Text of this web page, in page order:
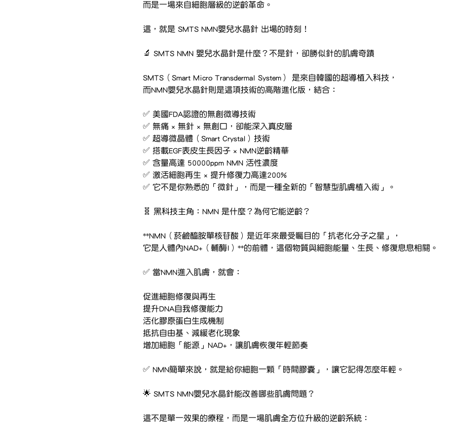
而是一場來自細胞層級的逆齡革命。
這，就是 SMTS NMN嬰兒水晶針 出場的時刻！
🔬 SMTS NMN 嬰兒水晶針是什麼？不是針，卻勝似針的肌膚奇蹟
SMTS（Smart Micro Transdermal System） 是來自韓國的超導植入科技，
而NMN嬰兒水晶針則是這項技術的高階進化版，結合：
✅ 美國FDA認證的無創微導技術
✅ 無痛 × 無針 × 無創口，卻能深入真皮層
✅ 超導微晶體（Smart Crystal）技術
✅ 搭載EGF表皮生長因子 × NMN逆齡精華
✅ 含量高達 50000ppm NMN 活性濃度
✅ 激活細胞再生 × 提升修復力高達200%
✅ 它不是你熟悉的「微針」，而是一種全新的「智慧型肌膚植入術」。
🧬 黑科技主角：NMN 是什麼？為何它能逆齡？
**NMN（菸鹼醯胺單核苷酸）是近年來最受矚目的「抗老化分子之星」，
它是人體內NAD+（輔酶I）**的前體，這個物質與細胞能量、生長、修復息息相關。
✅ 當NMN進入肌膚，就會：
促進細胞修復與再生
提升DNA自我修復能力
活化膠原蛋白生成機制
抵抗自由基、減緩老化現象
增加細胞「能源」NAD+，讓肌膚恢復年輕節奏
✅ NMN簡單來說，就是給你細胞一顆「時間膠囊」，讓它記得怎麼年輕。
🌟 SMTS NMN嬰兒水晶針能改善哪些肌膚問題？
這不是單一效果的療程，而是一場肌膚全方位升級的逆齡系統：